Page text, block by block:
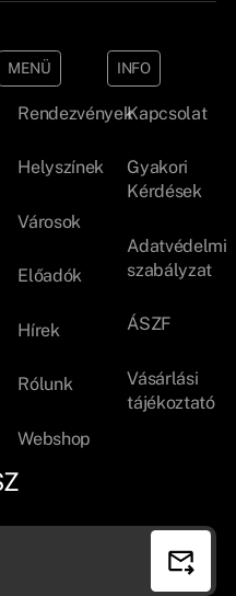
MENÜ
Rendezvények
Helyszínek
Városok
Előadók
Hírek
Rólunk
Webshop
INFO
Kapcsolat
Gyakori
Kérdések
Adatvédelmi
szabályzat
ÁSZF
Vásárlási
tájékoztató